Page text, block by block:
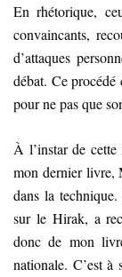
En rhétorique,
convaincants,
d’attaques
débat. Ce
pour ne pas que
À l’instar de cette
mon dernier livre,
dans la
sur le Hirak, a
donc de mon
nationale. C’est à